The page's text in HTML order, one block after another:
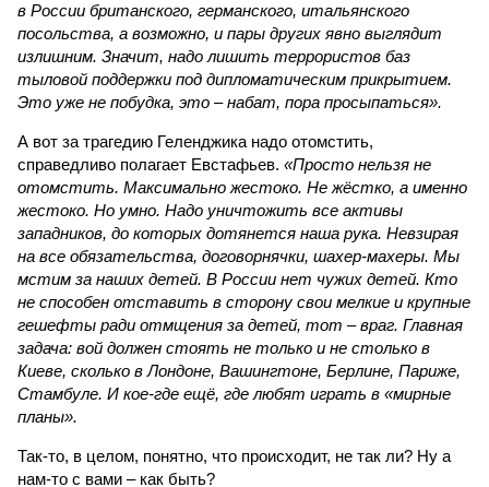
в России британского, германского, итальянского
посольства, а возможно, и пары других явно выглядит
излишним. Значит, надо лишить террористов баз
тыловой поддержки под дипломатическим прикрытием.
Это уже не побудка, это – набат, пора просыпаться».
А вот за трагедию Геленджика надо отомстить,
справедливо полагает Евстафьев. «Просто нельзя не
отомстить. Максимально жестоко. Не жёстко, а именно
жестоко. Но умно. Надо уничтожить все активы
западников, до которых дотянется наша рука. Невзирая
на все обязательства, договорнячки, шахер-махеры. Мы
мстим за наших детей. В России нет чужих детей. Кто
не способен отставить в сторону свои мелкие и крупные
гешефты ради отмщения за детей, тот – враг. Главная
задача: вой должен стоять не только и не столько в
Киеве, сколько в Лондоне, Вашингтоне, Берлине, Париже,
Стамбуле. И кое-где ещё, где любят играть в «мирные
планы».
Так-то, в целом, понятно, что происходит, не так ли? Ну а
нам-то с вами – как быть?